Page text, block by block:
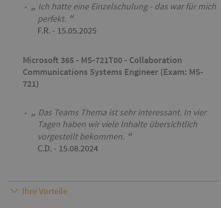
Ich hatte eine Einzelschulung - das war für mich
perfekt.
F.R. - 15.05.2025
Microsoft 365 - MS-721T00 - Collaboration
Communications Systems Engineer (Exam: MS-
721)
Das Teams Thema ist sehr interessant. In vier
Tagen haben wir viele Inhalte übersichtlich
vorgestellt bekommen.
C.D. - 15.08.2024
Ihre Vorteile